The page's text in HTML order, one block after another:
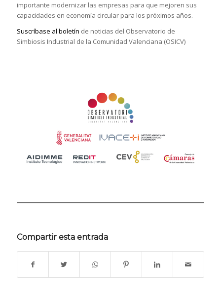
importante modernizar las empresas para que mejoren sus
capacidades en economía circular para los próximos años.
Suscríbase al boletín de noticias del Observatorio de
Simbiosis Industrial de la Comunidad Valenciana (OSICV)
Compartir esta entrada